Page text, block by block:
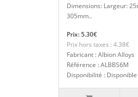
Dimensions: Largeur:
305mm..
Prix: 5.30€
Prix hors taxes : 4.38€
Fabricant : Albion Alloys
Référence : ALBBS6M
Disponibilité : Disponible